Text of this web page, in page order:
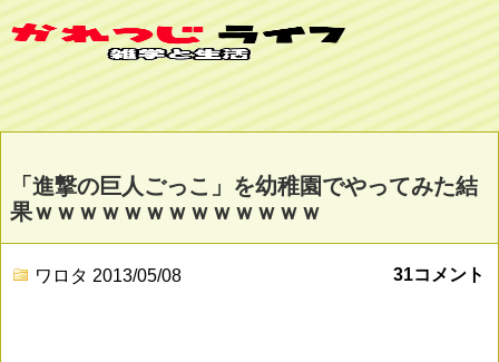
「進撃の巨人ごっこ」を幼稚園でやってみた結
果ｗｗｗｗｗｗｗｗｗｗｗｗｗ
ワロタ 2013/05/08 31コメント